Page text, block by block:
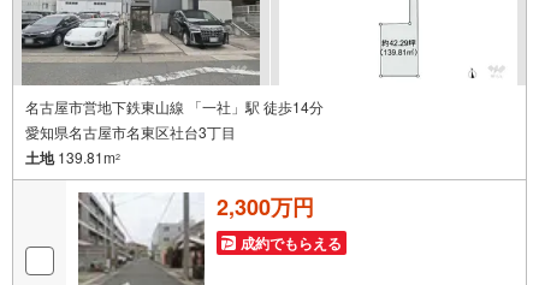
名古屋市営地下鉄東山線 「一社」駅 徒歩14分
愛知県名古屋市名東区社台3丁目
土地139.81m2
2,300万円
成約でもらえる